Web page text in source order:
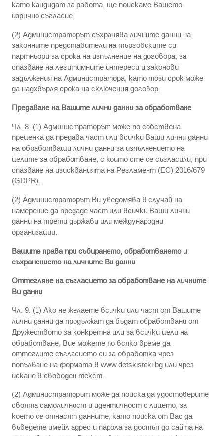
като кандидат за работа, ще поискаме Вашето
изрично съгласие.
(2) Администраторът съхранява личните данни на
законните представители на търговските си
партньори за срока на изпълнение на договора, за
спазване на легитимните интереси и законови
задължения на Администратора, като този срок може
да надхвърля срока на сключения договор.
Предаване на Вашите лични данни за обработване
Чл. 8. (1) Администраторът може по собствена
преценка да предава част или всички Ваши лични данни
на обработващи лични данни за изпълнението на
целите за обработване, с които сте се съгласили, при
спазване на изискванията на Регламент (ЕС) 2016/679
(GDPR).
(2) Администраторът Ви уведомява в случай на
намерение да предаде част или всички Ваши лични
данни на трети държави или международни
организации.
Вашите права при събирането, обработването и
съхранението на личните Ви данни
Оттегляне на съгласието за обработване на личните
Ви данни
Чл. 9. (1) Ако не желаете всички или част от Вашите
лични данни да продължат да бъдат обработвани от
Дружеството за конкретна или за всички цели на
обработване, Вие можете по всяко време да
оттеглите съгласието си за обработка чрез
попълване на формата в www.detskistoki.bg или чрез
искане в свободен текст.
(2) Администраторът може да поиска да удостоверите
своята самоличност и идентичност с лицето, за
което се отнасят данните, като поиска от Вас да
въведете имейл адрес и парола за достъп до сайта на